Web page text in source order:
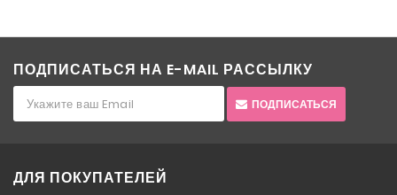
ПОДПИСАТЬСЯ НА E-MAIL РАССЫЛКУ
ПОДПИСАТЬСЯ
ДЛЯ ПОКУПАТЕЛЕЙ